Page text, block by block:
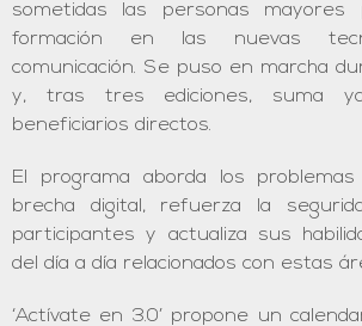
sometidas las personas
formación en las nuevas
comunicación. Se puso en marcha
y, tras tres ediciones, suma
beneficiarios directos.
El programa aborda los
brecha digital, refuerza la
participantes y actualiza sus
del día a día relacionados con estas
‘Actívate en 3.0’ propone un